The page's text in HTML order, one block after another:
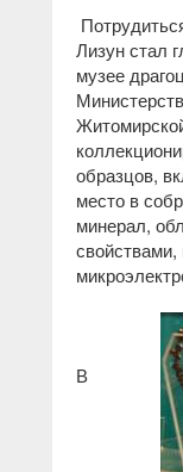
Лизун стал
музее
образцов,
место в
минерал,
В